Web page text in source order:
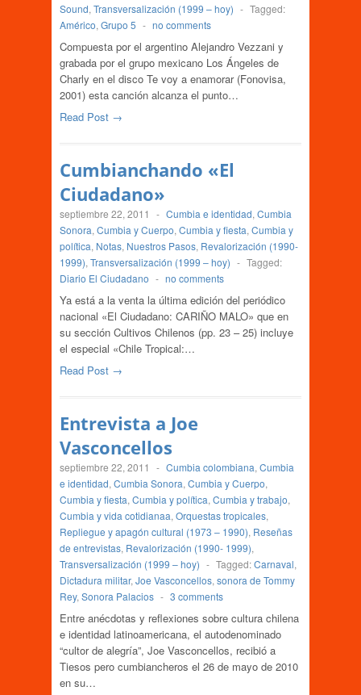
Sound, Transversalización (1999 – hoy) - Tagged:
Américo, Grupo 5 - no comments
Compuesta por el argentino Alejandro Vezzani y
grabada por el grupo mexicano Los Ángeles de
Charly en el disco Te voy a enamorar (Fonovisa,
2001) esta canción alcanza el punto…
Read Post →
Cumbianchando «El
Ciudadano»
septiembre 22, 2011 - Cumbia e identidad, Cumbia
Sonora, Cumbia y Cuerpo, Cumbia y fiesta, Cumbia y
política, Notas, Nuestros Pasos, Revalorización (1990-
1999), Transversalización (1999 – hoy) - Tagged:
Diario El Ciudadano - no comments
Ya está a la venta la última edición del periódico
nacional «El Ciudadano: CARIÑO MALO» que en
su sección Cultivos Chilenos (pp. 23 – 25) incluye
el especial «Chile Tropical:…
Read Post →
Entrevista a Joe
Vasconcellos
septiembre 22, 2011 - Cumbia colombiana, Cumbia
e identidad, Cumbia Sonora, Cumbia y Cuerpo,
Cumbia y fiesta, Cumbia y política, Cumbia y trabajo,
Cumbia y vida cotidianaa, Orquestas tropicales,
Repliegue y apagón cultural (1973 – 1990), Reseñas
de entrevistas, Revalorización (1990- 1999),
Transversalización (1999 – hoy) - Tagged:Carnaval,
Dictadura militar, Joe Vasconcellos, sonora de Tommy
Rey, Sonora Palacios - 3 comments
Entre anécdotas y reflexiones sobre cultura chilena
e identidad latinoamericana, el autodenominado
“cultor de alegría”, Joe Vasconcellos, recibió a
Tiesos pero cumbiancheros el 26 de mayo de 2010
en su…